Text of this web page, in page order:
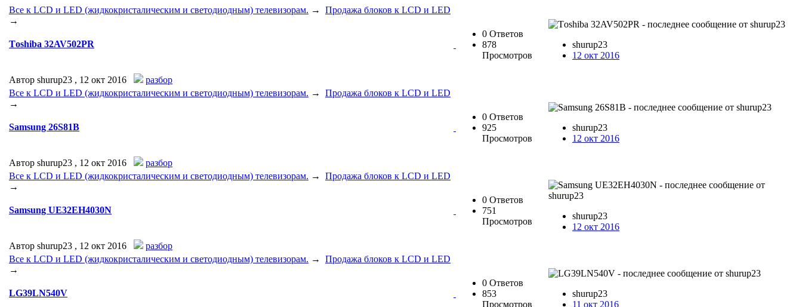
Все к LCD и LED (жидкокристалическим и светодиодным) телевизорам. →
Продажа блоков к LCD и LED
→
Тoshiba 32AV502PR
Автор shurup23 , 12 окт 2016 разбор
0 Ответов
878
Просмотров
shurup23
12 окт 2016
Все к LCD и LED (жидкокристалическим и светодиодным) телевизорам. →
Продажа блоков к LCD и LED
→
Samsung 26S81B
Автор shurup23 , 12 окт 2016 разбор
0 Ответов
925
Просмотров
shurup23
12 окт 2016
Все к LCD и LED (жидкокристалическим и светодиодным) телевизорам. →
Продажа блоков к LCD и LED
→
Samsung UE32EH4030N
Автор shurup23 , 12 окт 2016 разбор
0 Ответов
751
Просмотров
shurup23
12 окт 2016
Все к LCD и LED (жидкокристалическим и светодиодным) телевизорам. →
Продажа блоков к LCD и LED
→
LG39LN540V
0 Ответов
853
Просмотров
shurup23
11 окт 2016